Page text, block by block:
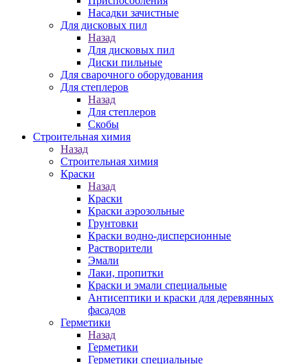
Насадки зачистные
Для дисковых пил
Назад
Для дисковых пил
Диски пильные
Для сварочного оборудования
Для степлеров
Назад
Для степлеров
Скобы
Строительная химия
Назад
Строительная химия
Краски
Назад
Краски
Краски аэрозольные
Грунтовки
Краски водно-дисперсионные
Растворители
Эмали
Лаки, пропитки
Краски и эмали специальные
Антисептики и краски для деревянных
фасадов
Герметики
Назад
Герметики
Герметики специальные